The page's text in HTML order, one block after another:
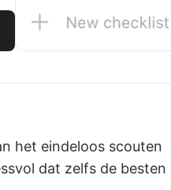
het eindeloos scouten
dat zelfs de besten